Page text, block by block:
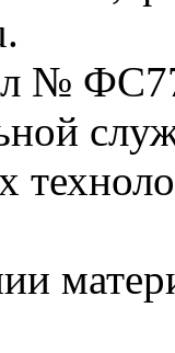
№